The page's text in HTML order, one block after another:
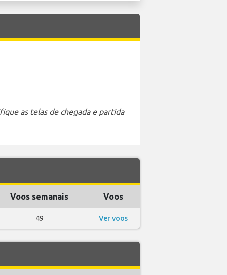
as telas de chegada e partida
Voos semanais Voos
49 Ver voos